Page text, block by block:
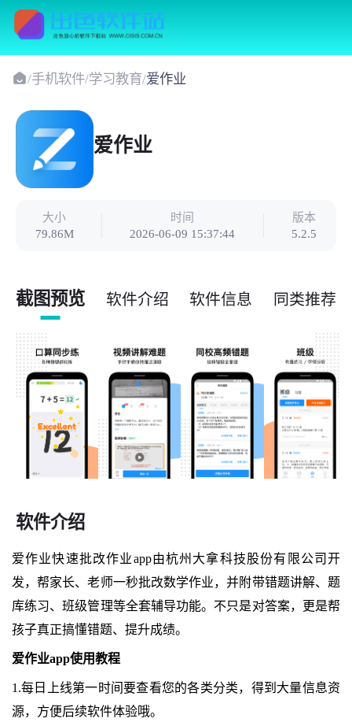
/手机软件/学习教育/爱作业
爱作业
大小
79.86M
时间
2026-06-09 15:37:44
版本
5.2.5
截图预览 软件介绍 软件信息 同类推荐
软件介绍
爱作业快速批改作业app由杭州大拿科技股份有限公司开
发，帮家长、老师一秒批改数学作业，并附带错题讲解、题
库练习、班级管理等全套辅导功能。不只是对答案，更是帮
孩子真正搞懂错题、提升成绩。
爱作业app使用教程
1.每日上线第一时间要查看您的各类分类，得到大量信息资
源，方便后续软件体验哦。